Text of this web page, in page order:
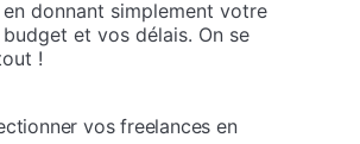
donnant simplement votre
et vos délais. On se
!
vos freelances en